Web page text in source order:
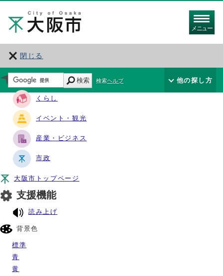
メニュー
閉じる
サイト・ナビ
くらし
イベント・観光
産業・ビジネス
市政
大阪市トップページ
支援機能
読み上げ
背景色
標準
青
黄
検索 検索ヘルプ 他の探し方